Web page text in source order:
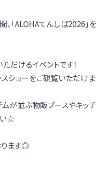
、「ALOHAてんしば2026」を
だけるイベントです！
ショーをご観覧いただけま
ムが並ぶ物販ブースやキッチ
い☆
ります◎